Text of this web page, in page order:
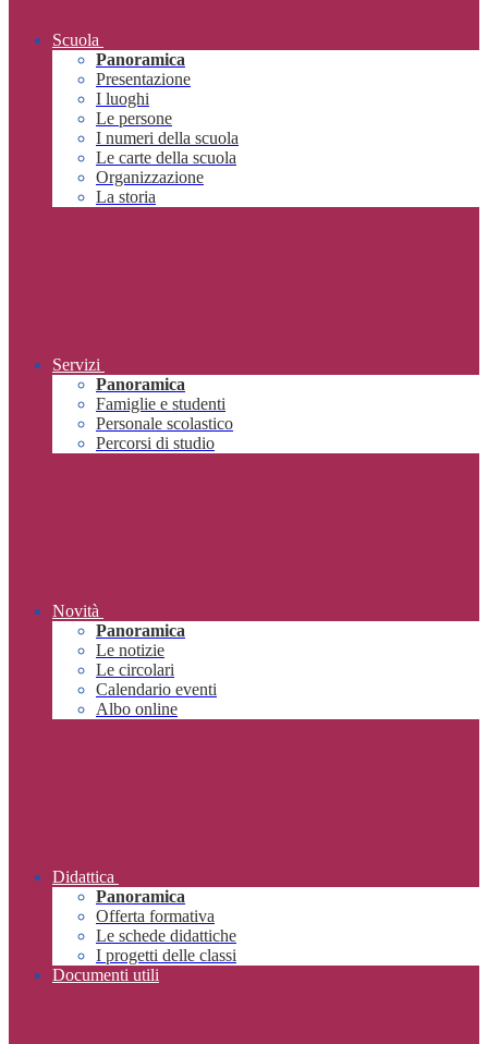
Scuola
Panoramica
Presentazione
I luoghi
Le persone
I numeri della scuola
Le carte della scuola
Organizzazione
La storia
Servizi
Panoramica
Famiglie e studenti
Personale scolastico
Percorsi di studio
Novità
Panoramica
Le notizie
Le circolari
Calendario eventi
Albo online
Didattica
Panoramica
Offerta formativa
Le schede didattiche
I progetti delle classi
Documenti utili